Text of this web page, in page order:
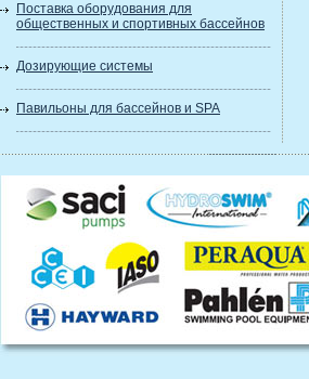
Поставка оборудования для
общественных и спортивных бассейнов
Дозирующие системы
Павильоны для бассейнов и SPA